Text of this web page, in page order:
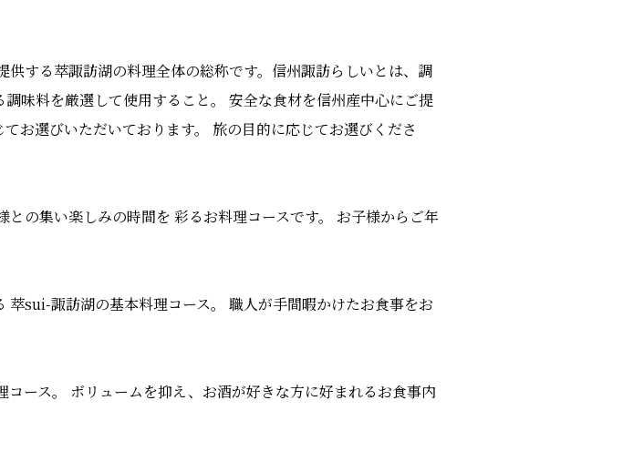
する萃諏訪湖の料理全体の総称です。信州諏訪らしいとは、調
味料を厳選して使用すること。 安全な食材を信州産中心にご提
お選びいただいております。 旅の目的に応じてお選びくださ
の集い楽しみの時間を 彩るお料理コースです。 お子様からご年
sui-諏訪湖の基本料理コース。 職人が手間暇かけたお食事をお
ース。 ボリュームを抑え、お酒が好きな方に好まれるお食事内